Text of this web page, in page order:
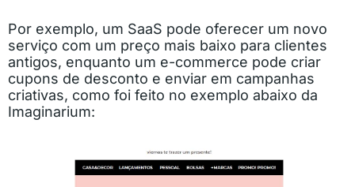
Por exemplo, um SaaS pode oferecer um novo
serviço com um preço mais baixo para clientes
antigos, enquanto um e-commerce pode criar
cupons de desconto e enviar em campanhas
criativas, como foi feito no exemplo abaixo da
Imaginarium: